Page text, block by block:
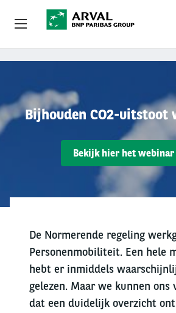
Bijhouden CO2-uitstoot
Bekijk hier het
De Normerende regeling
Personenmobiliteit. Een hele
hebt er inmiddels
gelezen. Maar we kunnen ons
dat een duidelijk overzicht
Zakelijk Leasen
Private Lease
Mobiliteit